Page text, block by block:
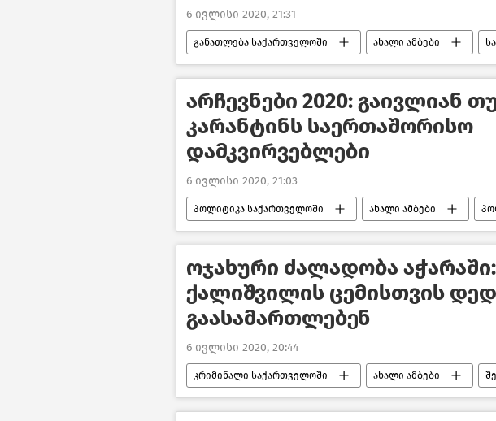
6 ივლისი 2020, 21:31
განათლება საქართველოში ახალი ამბები
არჩევნები 2020: გაივლიან
კარანტინს საერთაშორისო
დამკვირვებლები
6 ივლისი 2020, 21:03
პოლიტიკა საქართველოში ახალი ამბები
ოჯახური ძალადობა აჭარაში:
ქალიშვილის ცემისთვის
გაასამართლებენ
6 ივლისი 2020, 20:44
კრიმინალი საქართველოში ახალი ამბები